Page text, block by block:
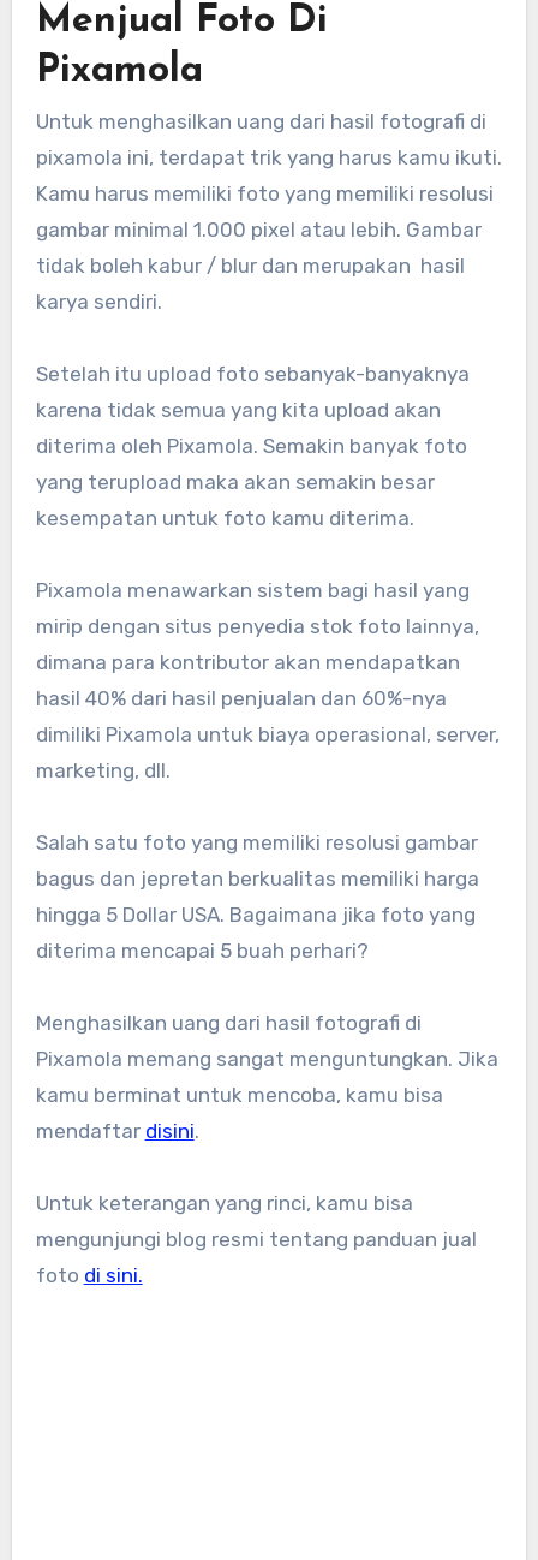
Menjual Foto Di
Pixamola
Untuk menghasilkan uang dari hasil fotografi di
pixamola ini, terdapat trik yang harus kamu ikuti.
Kamu harus memiliki foto yang memiliki resolusi
gambar minimal 1.000 pixel atau lebih. Gambar
tidak boleh kabur / blur dan merupakan hasil
karya sendiri.
Setelah itu upload foto sebanyak-banyaknya
karena tidak semua yang kita upload akan
diterima oleh Pixamola. Semakin banyak foto
yang terupload maka akan semakin besar
kesempatan untuk foto kamu diterima.
Pixamola menawarkan sistem bagi hasil yang
mirip dengan situs penyedia stok foto lainnya,
dimana para kontributor akan mendapatkan
hasil 40% dari hasil penjualan dan 60%-nya
dimiliki Pixamola untuk biaya operasional, server,
marketing, dll.
Salah satu foto yang memiliki resolusi gambar
bagus dan jepretan berkualitas memiliki harga
hingga 5 Dollar USA. Bagaimana jika foto yang
diterima mencapai 5 buah perhari?
Menghasilkan uang dari hasil fotografi di
Pixamola memang sangat menguntungkan. Jika
kamu berminat untuk mencoba, kamu bisa
mendaftar disini.
Untuk keterangan yang rinci, kamu bisa
mengunjungi blog resmi tentang panduan jual
foto di sini.